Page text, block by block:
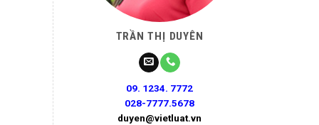
TRẦN THỊ DUYÊN
09. 1234. 7772
028-7777.5678
duyen@vietluat.vn